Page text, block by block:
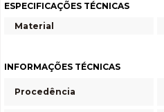
ESPECIFICAÇÕES TÉCNICAS
Material
INFORMAÇÕES TÉCNICAS
Procedência